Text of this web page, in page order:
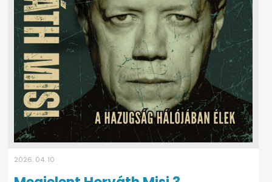
2026. 04. 10